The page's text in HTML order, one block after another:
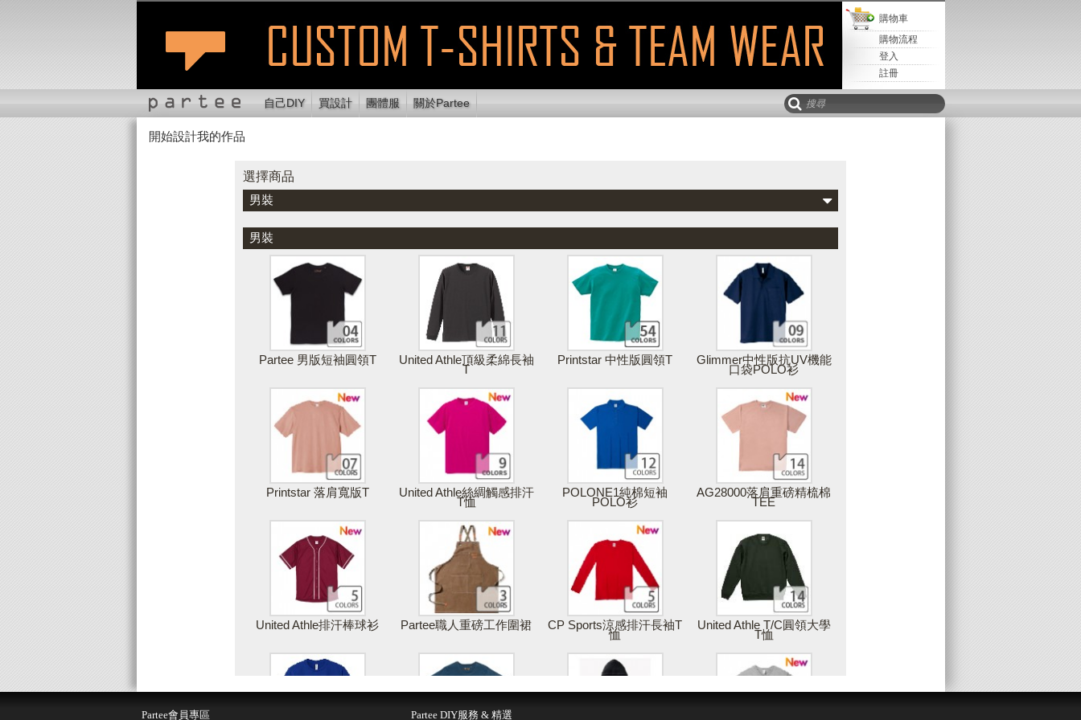
購物車
購物流程
登入
註冊
自己DIY 買設計 團體服 關於Partee
開始設計我的作品
切換位置
取得報價 儲存 & 購買
新增水平文字
可以新增水平、垂直或弧形文字到您的設
計作品中，並且可隨時調整文字的字型、
樣式、顏色、輪廓等外觀
可上傳您獨一無二的圖片，圖片品質會影
響最後商品的呈現，因此，Partee建議您
增加藝廊圖片
您可以使用雙擊或拖拉的方式，將藝廊中
的素材加入設計作品中
姓名與數字(團服)
製作團體服的最佳工具，只要建立一個範
本後，輸入團員的姓名或數字，就可以大
量製作出屬於每個人的專屬衣服，例如：
選擇商品
男裝
男裝
Partee 男版短袖圓領T United Athle頂級柔綿長袖
T
Printstar 中性版圓領T Glimmer中性版抗UV機能
口袋POLO衫
Printstar 落肩寬版T United Athle絲綢觸感排汗
T恤
POLONE1純棉短袖
POLO衫
AG28000落肩重磅精梳棉
TEE
United Athle排汗棒球衫 Partee職人重磅工作圍裙 CP Sports涼感排汗長袖T
恤
United Athle T/C圓領大學
T恤
Partee會員專區 Partee DIY服務 & 精選